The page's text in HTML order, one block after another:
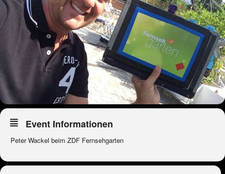
Event Informationen
Peter Wackel beim ZDF Fernsehgarten